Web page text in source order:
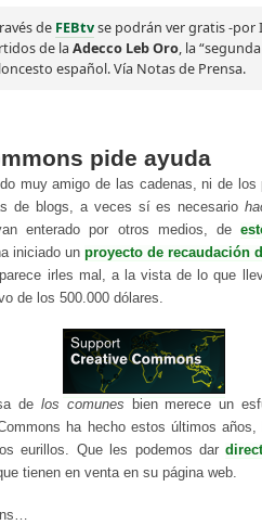
de FEBtvse podrán ver gratis -por
de la Adecco Leb Oro , la
español. Vía Notas de Prensa.
pide ayuda
muy amigo de las cadenas, ni de
de blogs, a veces sí es necesario
enterado por otros medios, de
iniciado un proyecto de recaudación
irles mal, a la vista de lo que
de los 500.000 dólares.
de los comunes bien merece un
ha hecho estos últimos
eurillos. Que les podemos dar
tienen en venta en su página web.